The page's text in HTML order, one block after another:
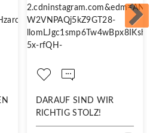
DARAUF SIND WIR
RICHTIG STOLZ!